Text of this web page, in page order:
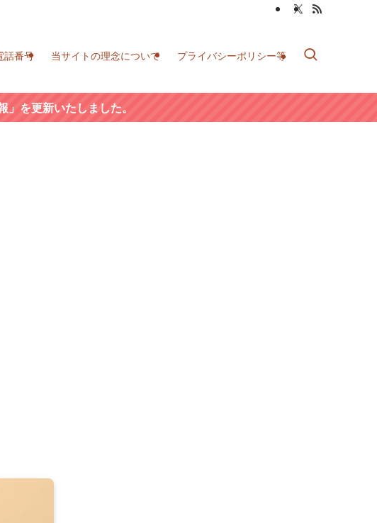
話番号 当サイトの理念について プライバシーポリシー等
を更新いたしました。